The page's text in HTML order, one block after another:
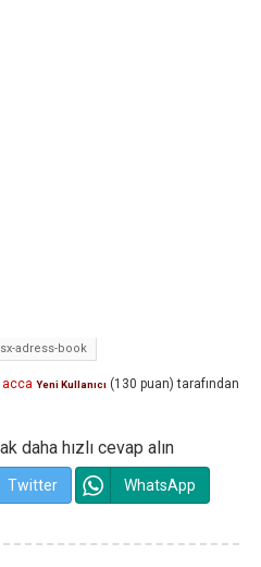
adress-book
acca Yeni Kullanıcı (130 puan) tarafından
daha hızlı cevap alın
Twitter WhatsApp